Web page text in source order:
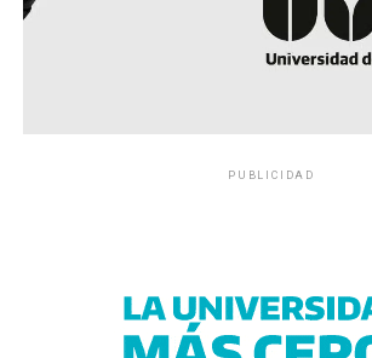
PUBLICIDAD